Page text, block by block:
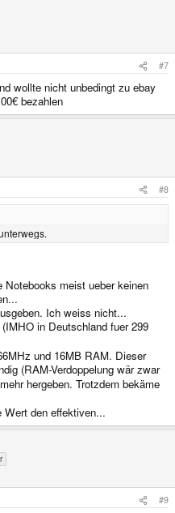
#7
wollte nicht unbedingt zu ebay
bezahlen
#8
meist ueber keinen
Ich weiss nicht...
(IMHO in Deutschland fuer 299
und 16MB RAM. Dieser
(RAM-Verdoppelung wär zwar
hergeben. Trotzdem bekäme
Wert den effektiven...
#9